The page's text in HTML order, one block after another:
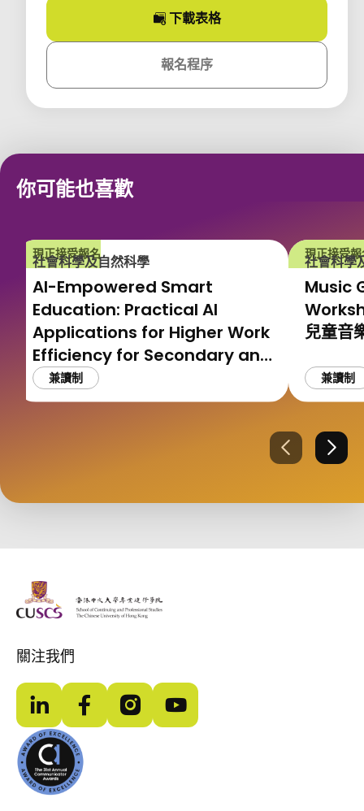
下載課程
表格
課程
報名程序
你可能也喜歡
現正接受報名
社會科學及自然科學
AI-Empowered Smart
Education: Practical AI
Applications for Higher Work
Efficiency for Secondary and
Tertiary Teachers
AI 賦能智慧教育：中學及大專院
兼讀制
現正接受報
社會科學
Music
兒童音
兼讀制
上一張 下一
The Chinese Univeristy of hong Kong
關注我們
LinkedInFacebookInstagramYouTube